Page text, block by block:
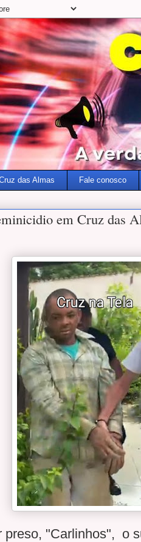
das Almas Fale conosco
em Cruz das
preso, "Carlinhos", o